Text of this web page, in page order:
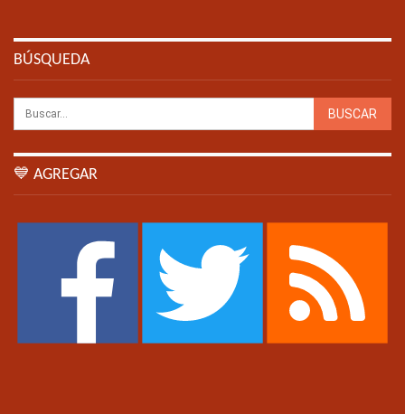
BÚSQUEDA
💙 AGREGAR